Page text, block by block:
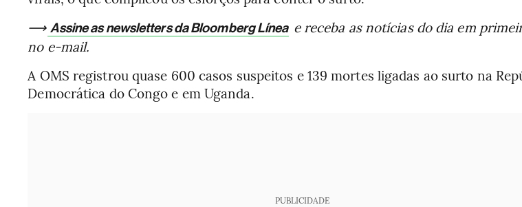
⟶ Assine as newsletters da Bloomberg Línea e receba as notícias do dia em
no e-mail.
A OMS registrou quase 600 casos suspeitos e 139 mortes ligadas ao surto na
Democrática do Congo e em Uganda.
PUBLICIDADE